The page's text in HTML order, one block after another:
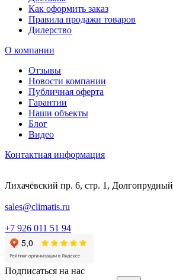
Как оформить заказ
Правила продажи товаров
Дилерство
О компании
Отзывы
Новости компании
Публичная оферта
Гарантии
Наши объекты
Блог
Видео
Контактная информация
Лихачёвский пр. 6, стр. 1, Долгопрудный
sales@climatis.ru
+7 926 011 51 94
Подписаться на нас